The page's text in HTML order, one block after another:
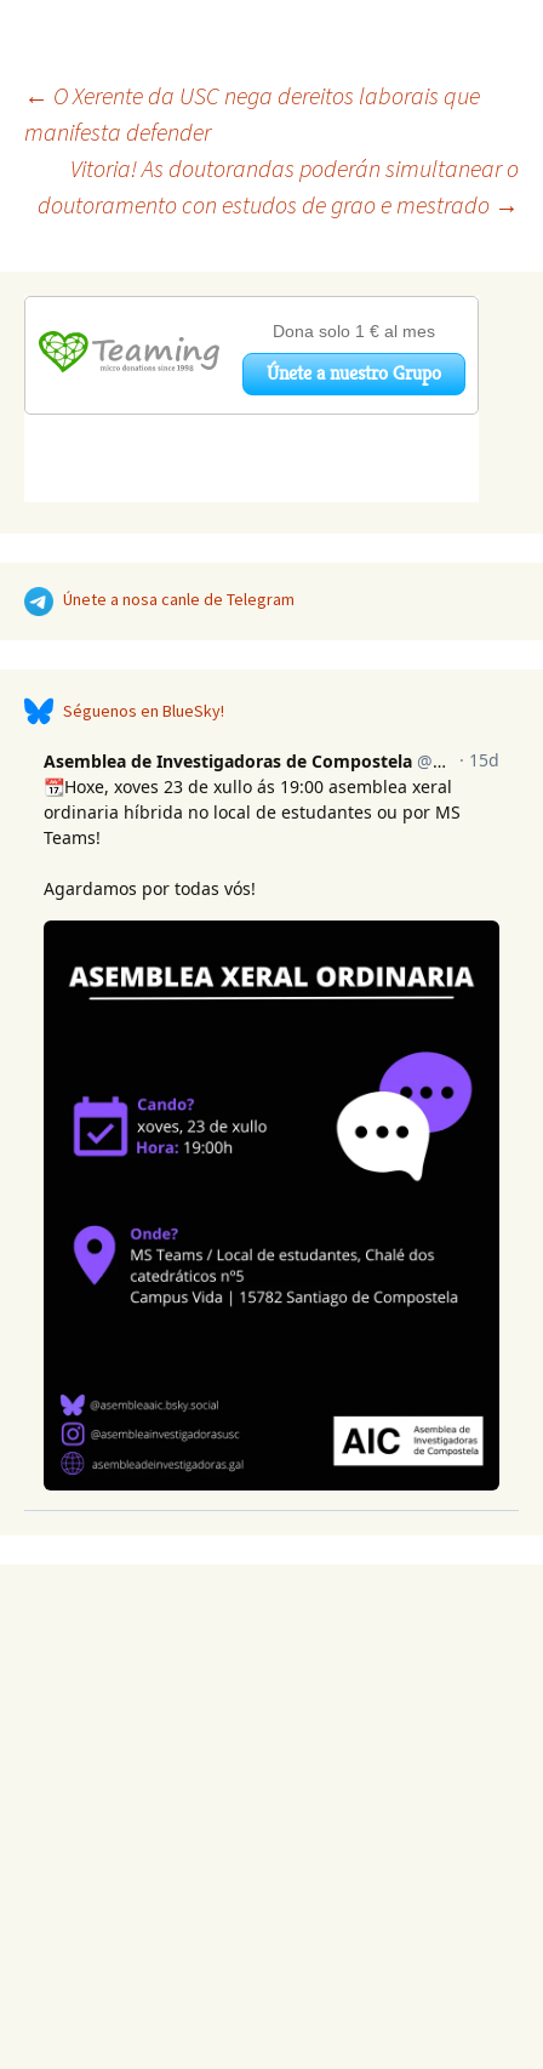
Navegación
de
← O Xerente da USC nega dereitos laborais que
manifesta defender
Vitoria! As doutorandas poderán simultanear o
doutoramento con estudos de grao e mestrado →
Únete a nosa canle de Telegram
Séguenos en BlueSky!